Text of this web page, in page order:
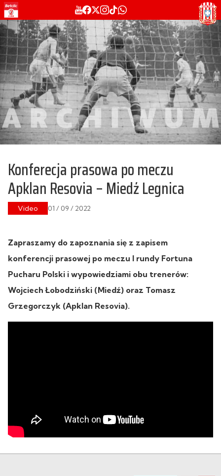
Konferecja prasowa po meczu
Apklan Resovia – Miedź Legnica
Video 01 / 09 / 2022
Zapraszamy do zapoznania się z zapisem
konferencji prasowej po meczu I rundy Fortuna
Pucharu Polski i wypowiedziami obu trenerów:
Wojciech Łobodziński (Miedź) oraz Tomasz
Grzegorczyk (Apklan Resovia).